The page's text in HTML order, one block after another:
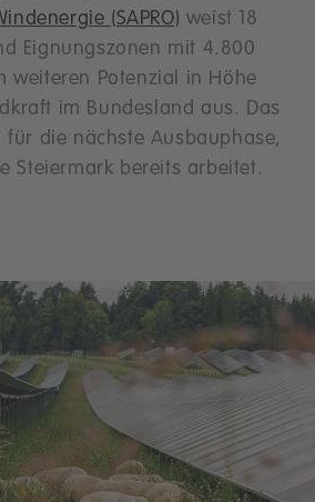
(SAPRO) weist 18
Eignungszonen mit 4.800
weiteren Potenzial in Höhe
im Bundesland aus. Das
für die nächste Ausbauphase,
Steiermark bereits arbeitet.